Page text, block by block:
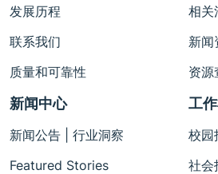
发展历程
联系我们
质量和可靠性
相关
新闻
资源
新闻中心
新闻公告 | 行业洞察
Featured Stories
工
校园
社会